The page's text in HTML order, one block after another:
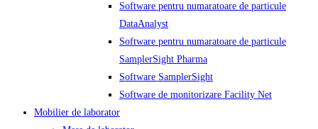
Software pentru numaratoare de particule
DataAnalyst
Software pentru numaratoare de particule
SamplerSight Pharma
Software SamplerSight
Software de monitorizare Facility Net
Mobilier de laborator